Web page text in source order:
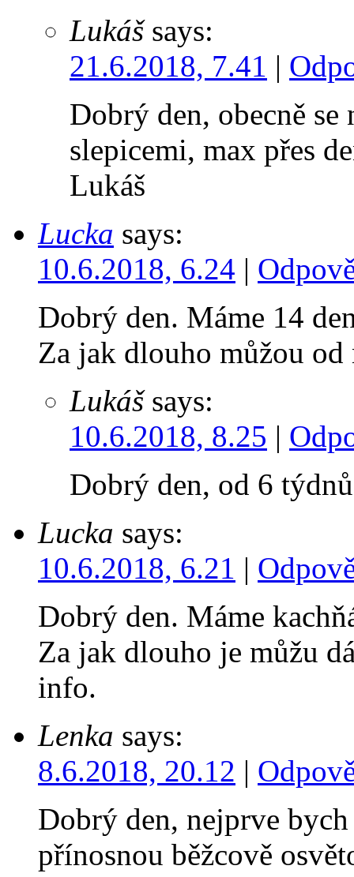
Lukáš says:
21.6.2018, 7.41 |
Dobrý den, obecně se
slepicemi, max přes
Lukáš
Lucka says:
10.6.2018, 6.24 |
Dobrý den. Máme 14
Za jak dlouho můžou od
Lukáš says:
10.6.2018, 8.25 |
Dobrý den, od 6
Lucka says:
10.6.2018, 6.21 |
Dobrý den. Máme
Za jak dlouho je můžu
info.
Lenka says:
8.6.2018, 20.12 |
Dobrý den, nejprve
přínosnou běžcově